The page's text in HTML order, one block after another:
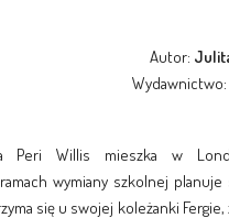
Autor:
Wydawnictwo:
Peri Willis mieszka w
wymiany szkolnej planuje
się u swojej koleżanki